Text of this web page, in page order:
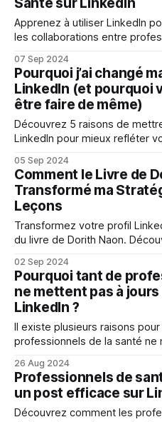
Santé sur LinkedIn
Apprenez à utiliser LinkedIn
les collaborations entre
07 Sep 2024
Pourquoi j’ai changé
LinkedIn (et pourquoi
être faire de même)
Découvrez 5 raisons de
LinkedIn pour mieux refléter
05 Sep 2024
Comment le Livre de
Transformé ma
Leçons
Transformez votre profil
du livre de Dorith Naon.
02 Sep 2024
Pourquoi tant de
ne mettent pas à
LinkedIn ?
Il existe plusieurs raisons
professionnels de la santé ne
26 Aug 2024
Professionnels de
un post efficace sur
Découvrez comment les